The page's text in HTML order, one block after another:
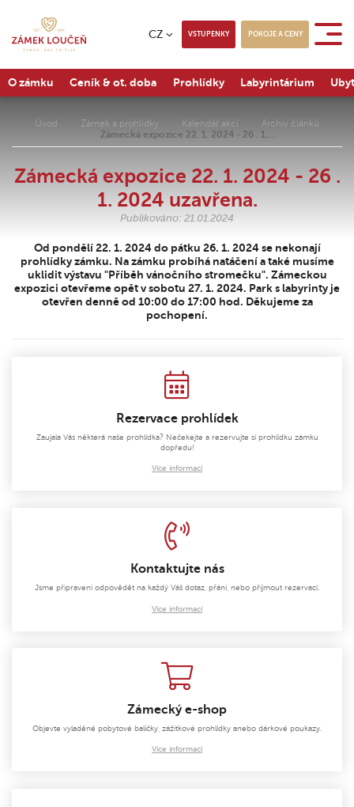
CZ VSTUPENKY POKOJE A CENY
O zámku Ceník & ot. doba Prohlídky Labyrintárium
Úvod Zámek a prohlídky Kalendář akcí
Archiv článků
Zámecká expozice 22. 1. 2024 - 26 . 1.…
Zámecká expozice 22. 1. 2024 - 26 .
1. 2024 uzavřena.
Publikováno: 21.01.2024
Od pondělí 22. 1. 2024 do pátku 26. 1. 2024 se nekonají
prohlídky zámku. Na zámku probíhá natáčení a také musíme
uklidit výstavu "Příběh vánočního stromečku". Zámeckou
expozici otevřeme opět v sobotu 27. 1. 2024. Park s labyrinty je
otevřen denně od 10:00 do 17:00 hod. Děkujeme za
pochopení.
Rezervace prohlídek
Zaujala Vás některá naše prohlídka? Nečekejte a rezervujte si prohlídku zámku
dopředu!
Více informací
Kontaktujte nás
Jsme připraveni odpovědět na každý Váš dotaz, přání, nebo přijmout rezervaci.
Více informací
Zámecký e-shop
Objevte vyladěné pobytové balíčky, zážitkové prohlídky anebo dárkové poukazy.
Více informací